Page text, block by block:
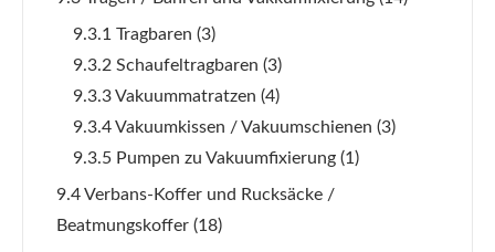
9.3.1 Tragbaren (3)
9.3.2 Schaufeltragbaren (3)
9.3.3 Vakuummatratzen (4)
9.3.4 Vakuumkissen / Vakuumschienen (3)
9.3.5 Pumpen zu Vakuumfixierung (1)
9.4 Verbans-Koffer und Rucksäcke /
Beatmungskoffer (18)